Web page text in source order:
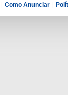
| Como Anunciar |